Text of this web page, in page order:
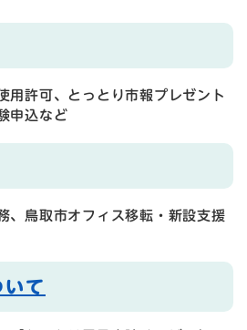
用許可、とっとり市報プレゼント
申込など
、鳥取市オフィス移転・新設支援
て